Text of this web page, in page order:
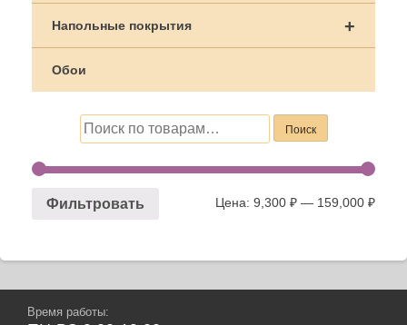
+
Напольные покрытия
Обои
Искать: Поиск
Фильтровать Цена: 9,300 ₽ — 159,000 ₽
Время работы: